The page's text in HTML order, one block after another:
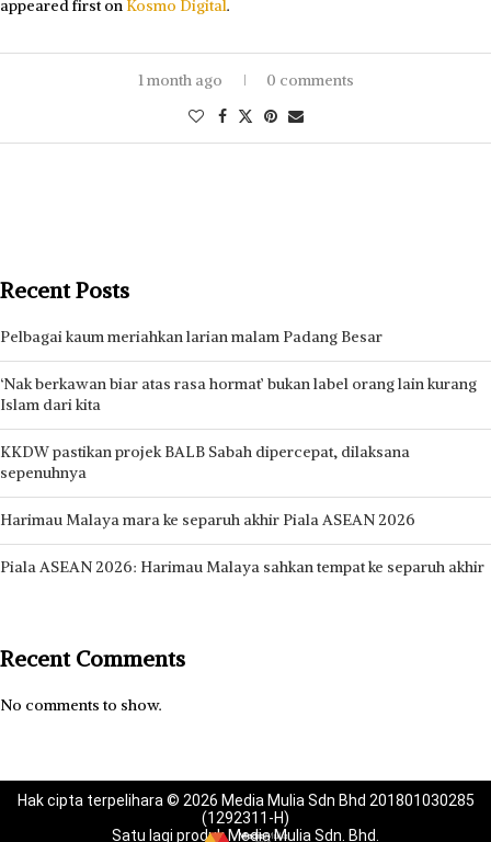
appeared first on Kosmo Digital.
1 month ago 0 comments
Recent Posts
Pelbagai kaum meriahkan larian malam Padang Besar
‘Nak berkawan biar atas rasa hormat’ bukan label orang lain kurang
Islam dari kita
KKDW pastikan projek BALB Sabah dipercepat, dilaksana
sepenuhnya
Harimau Malaya mara ke separuh akhir Piala ASEAN 2026
Piala ASEAN 2026: Harimau Malaya sahkan tempat ke separuh akhir
Recent Comments
No comments to show.
Hak cipta terpelihara © 2026 Media Mulia Sdn Bhd 201801030285
(1292311-H)
Satu lagi produk Media Mulia Sdn. Bhd.